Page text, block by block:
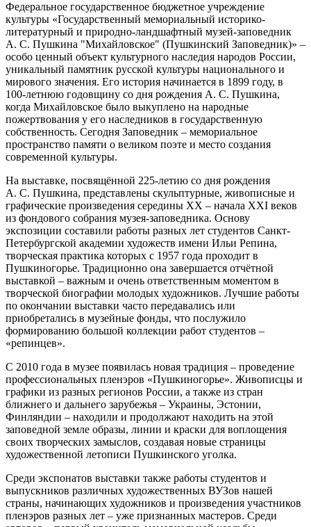
Федеральное государственное бюджетное учреждение
культуры «Государственный мемориальный историко-
литературный и природно-ландшафтный музей-заповедник
А. С. Пушкина "Михайловское" (Пушкинский Заповедник)» –
особо ценный объект культурного наследия народов России,
уникальный памятник русской культуры национального и
мирового значения. Его история начинается в 1899 году, в
100-летнюю годовщину со дня рождения А. С. Пушкина,
когда Михайловское было выкуплено на народные
пожертвования у его наследников в государственную
собственность. Сегодня Заповедник – мемориальное
пространство памяти о великом поэте и место создания
современной культуры.
На выставке, посвящённой 225-летию со дня рождения
А. С. Пушкина, представлены скульптурные, живописные и
графические произведения середины XX – начала XXI веков
из фондового собрания музея-заповедника. Основу
экспозиции составили работы разных лет студентов Санкт-
Петербургской академии художеств имени Ильи Репина,
творческая практика которых с 1957 года проходит в
Пушкиногорье. Традиционно она завершается отчётной
выставкой – важным и очень ответственным моментом в
творческой биографии молодых художников. Лучшие работы
по окончании выставки часто передавались или
приобретались в музейные фонды, что послужило
формированию большой коллекции работ студентов –
«репинцев».
С 2010 года в музее появилась новая традиция – проведение
профессиональных пленэров «Пушкиногорье». Живописцы и
графики из разных регионов России, а также из стран
ближнего и дальнего зарубежья – Украины, Эстонии,
Финляндии – находили и продолжают находить на этой
заповедной земле образы, линии и краски для воплощения
своих творческих замыслов, создавая новые страницы
художественной летописи Пушкинского уголка.
Среди экспонатов выставки также работы студентов и
выпускников различных художественных ВУЗов нашей
страны, начинающих художников и произведения участников
пленэров разных лет – уже признанных мастеров. Среди